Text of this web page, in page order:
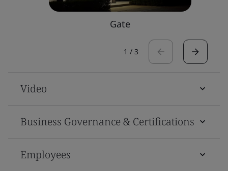
Gate
1 / 3
Video
Business Governance & Certifications
Employees